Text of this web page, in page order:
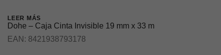
LEER MÁS
Dohe – Caja Cinta Invisible 19 mm x 33 m
EAN: 8421938793178